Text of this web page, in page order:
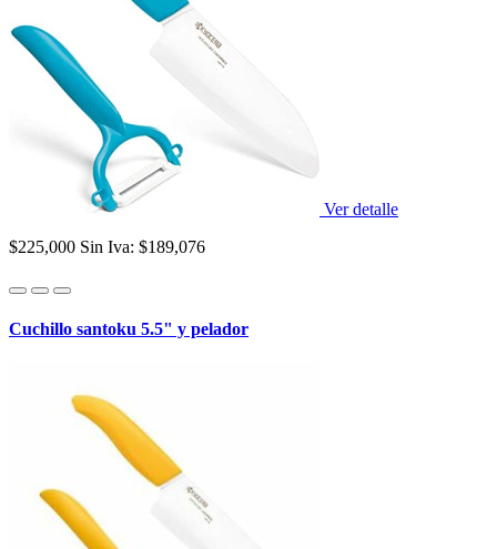
Ver detalle
$225,000 Sin Iva: $189,076
Cuchillo santoku 5.5" y pelador